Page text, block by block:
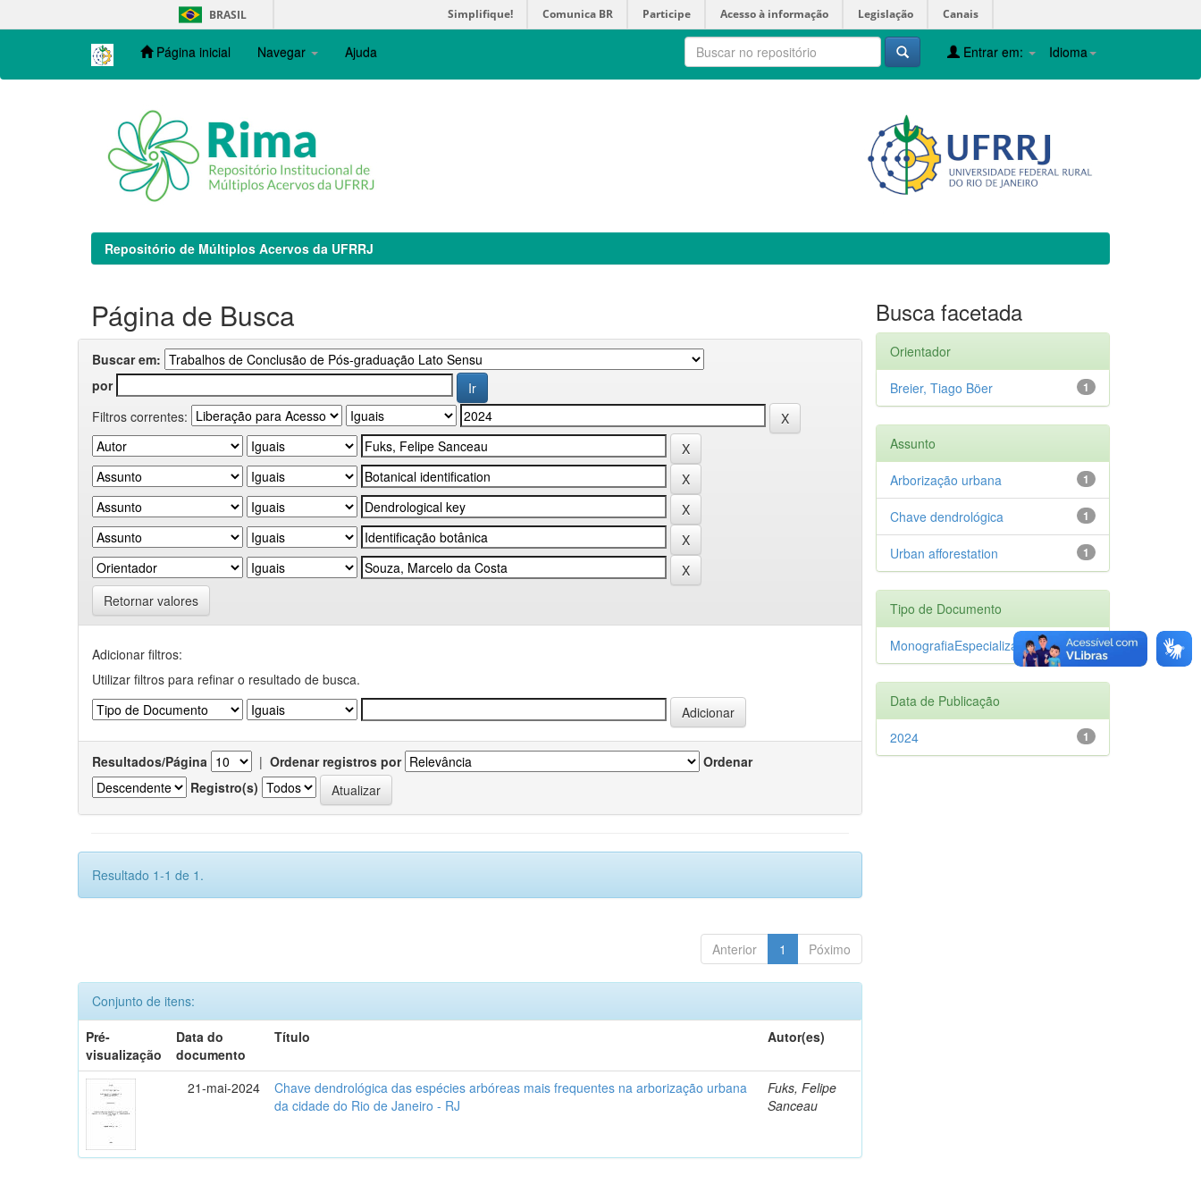
navigation
BRASIL Simplifique! Comunica BR Participe Acesso à informação Legislação Canais
Página inicial Navegar Ajuda Idioma
Entrar em:
Repositório de Múltiplos Acervos da UFRRJ
Página de Busca
Buscar em:
por
Filtros correntes:
Retornar valores
Adicionar filtros:
Utilizar filtros para refinar o resultado de busca.
Resultados/Página | Ordenar registros por
Ordenar
Registro(s)
Resultado 1-1 de 1.
Anterior 1 Póximo
Conjunto de itens:
Pré-
visualização
Data do
documento
Título Autor(es)
21-mai-2024
Chave dendrológica das espécies arbóreas mais frequentes na arborização urbana
da cidade do Rio de Janeiro - RJ
Fuks, Felipe
Sanceau
Busca facetada
Orientador
1
Breier, Tiago Böer
Assunto
1
Arborização urbana
1
Chave dendrológica
1
Urban afforestation
Tipo de Documento
1
MonografiaEspecializacao
Data de Publicação
1
2024